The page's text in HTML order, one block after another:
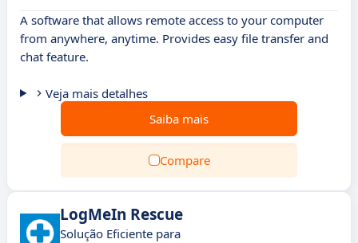
A software that allows remote access to your computer
from anywhere, anytime. Provides easy file transfer and
chat feature.
Veja mais detalhes
Saiba mais
Compare
LogMeIn Rescue
Solução Eficiente para